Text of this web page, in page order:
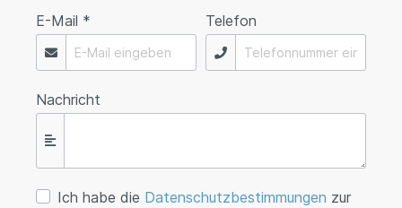
E-Mail * Telefon
Nachricht
Ich habe die Datenschutzbestimmungen zur